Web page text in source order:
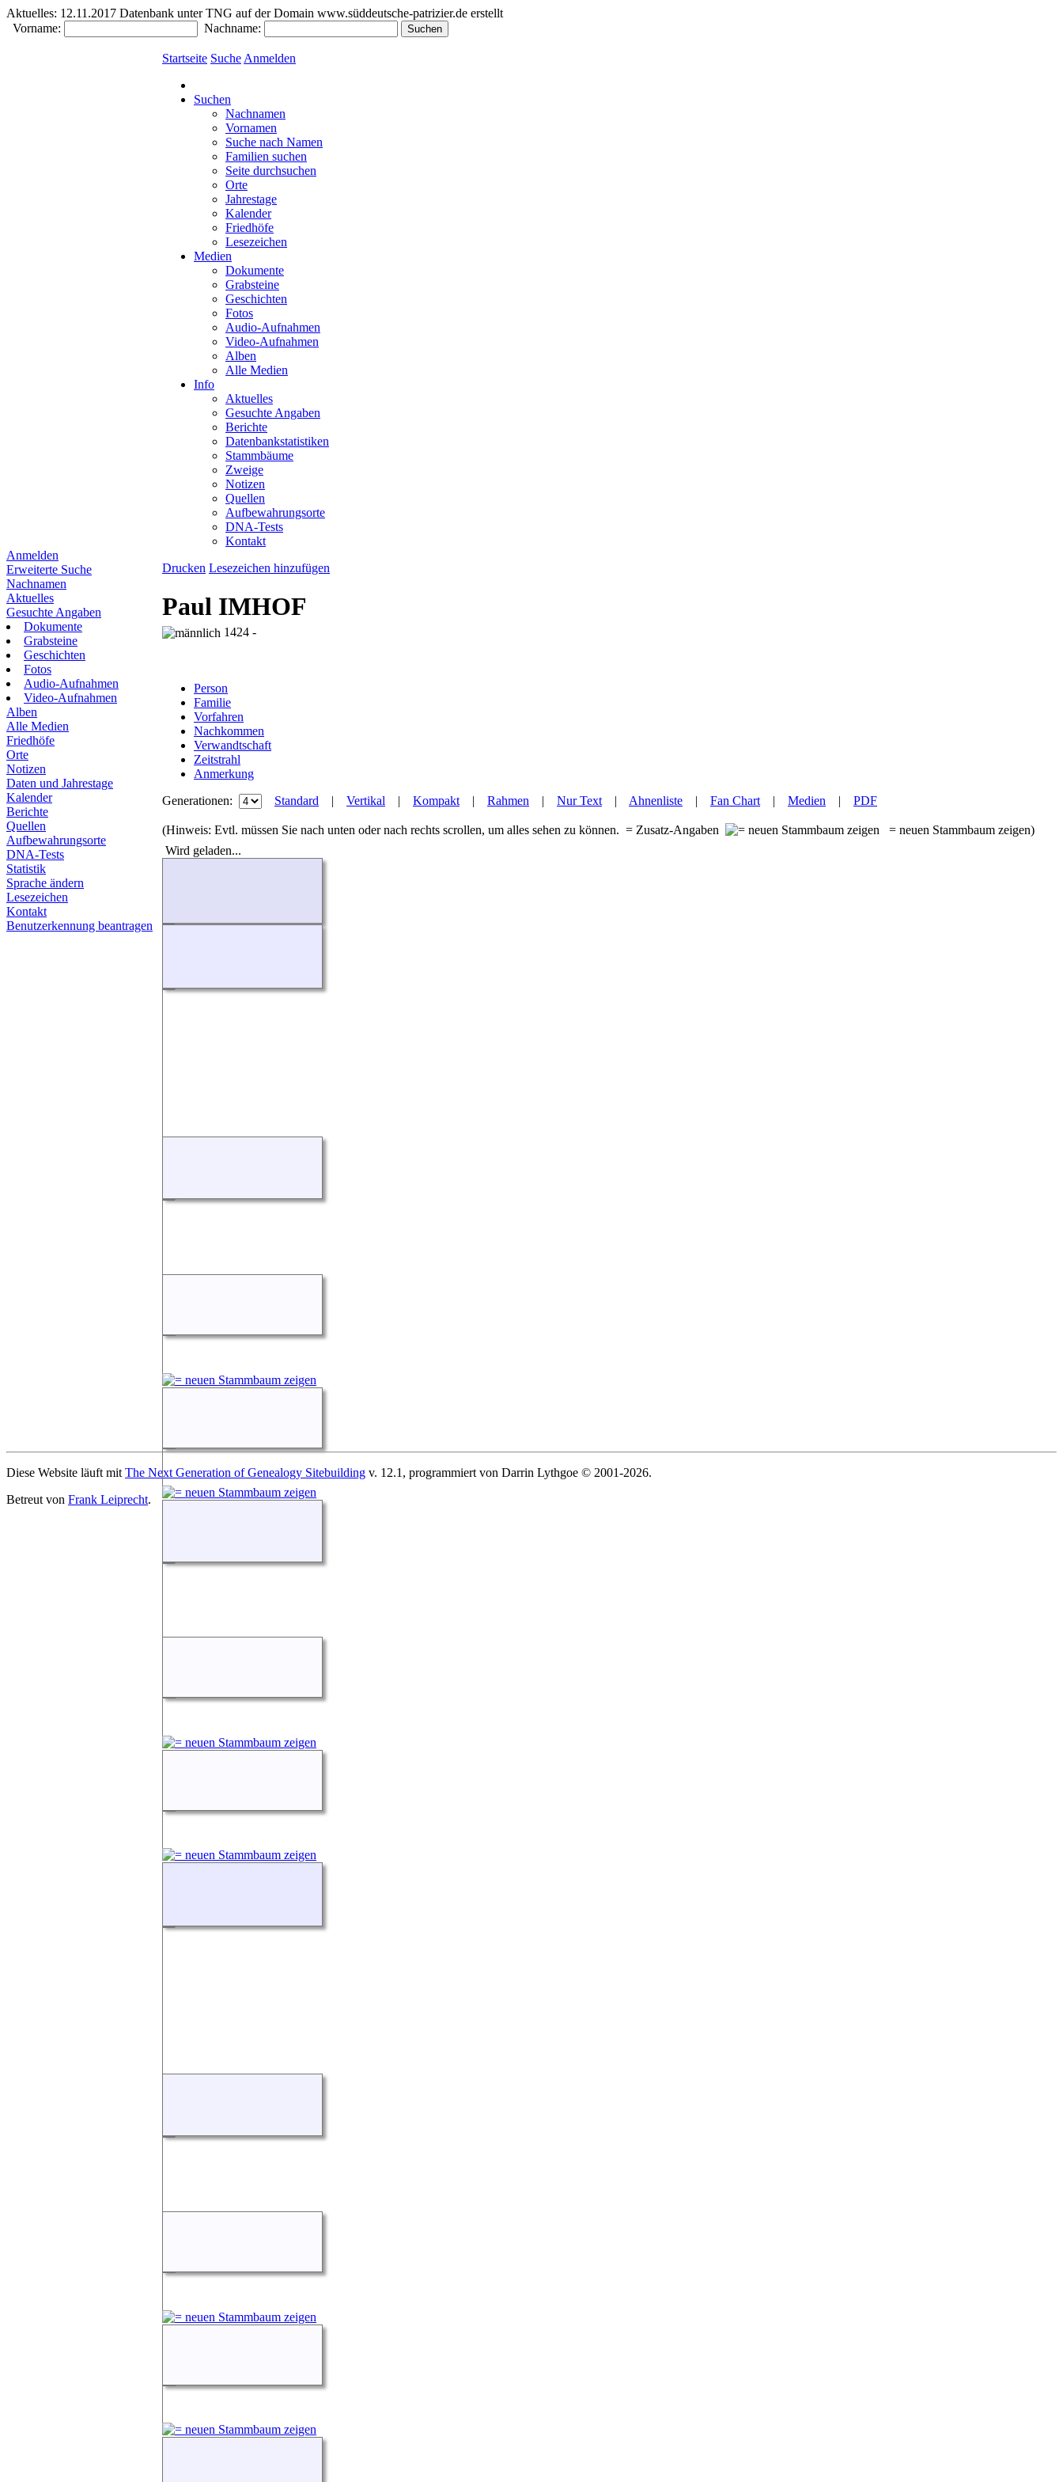
Aktuelles: 12.11.2017 Datenbank unter TNG auf der Domain www.süddeutsche-patrizier.de erstellt
Vorname:
Nachname:
Anmelden
Erweiterte Suche
Nachnamen
Aktuelles
Gesuchte Angaben
Dokumente
Grabsteine
Geschichten
Fotos
Audio-Aufnahmen
Video-Aufnahmen
Alben
Alle Medien
Friedhöfe
Orte
Notizen
Daten und Jahrestage
Kalender
Berichte
Quellen
Aufbewahrungsorte
DNA-Tests
Statistik
Sprache ändern
Lesezeichen
Kontakt
Benutzerkennung beantragen
Startseite Suche Anmelden
Suchen
Nachnamen
Vornamen
Suche nach Namen
Familien suchen
Seite durchsuchen
Orte
Jahrestage
Kalender
Friedhöfe
Lesezeichen
Medien
Dokumente
Grabsteine
Geschichten
Fotos
Audio-Aufnahmen
Video-Aufnahmen
Alben
Alle Medien
Info
Aktuelles
Gesuchte Angaben
Berichte
Datenbankstatistiken
Stammbäume
Zweige
Notizen
Quellen
Aufbewahrungsorte
DNA-Tests
Kontakt
Drucken Lesezeichen hinzufügen
Paul IMHOF
1424 -
Person
Familie
Vorfahren
Nachkommen
Verwandtschaft
Zeitstrahl
Anmerkung
Generationen:
Standard | Vertikal | Kompakt| Rahmen | Nur Text| Ahnenliste | Fan Chart| Medien | PDF
(Hinweis: Evtl. müssen Sie nach unten oder nach rechts scrollen, um alles sehen zu können. = Zusatz-Angaben
= neuen Stammbaum zeigen)
Wird geladen...
Diese Website läuft mit The Next Generation of Genealogy Sitebuilding v. 12.1, programmiert von Darrin Lythgoe © 2001-2026.
Betreut von Frank Leiprecht.